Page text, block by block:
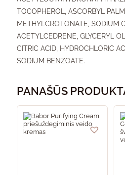
TOCOPHEROL, ASCORBYL
METHYLCROTONATE, SODIUM
ACETYLCEDRENE, GLYCERYL
CITRIC ACID, HYDROCHLORIC
SODIUM BENZOATE.
PANAŠŪS